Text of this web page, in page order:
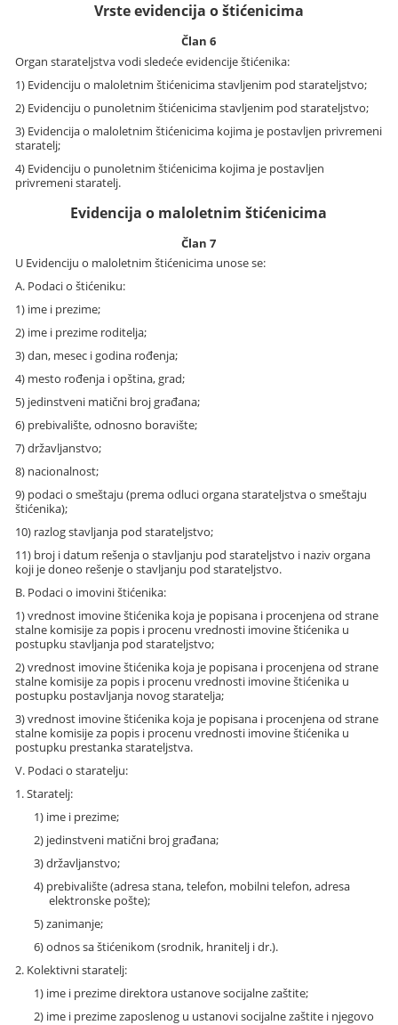
Vrste evidencija o štićenicima
Član 6
Organ starateljstva vodi sledeće evidencije štićenika:
1) Evidenciju o maloletnim štićenicima stavljenim pod starateljstvo;
2) Evidenciju o punoletnim štićenicima stavljenim pod starateljstvo;
3) Evidencija o maloletnim štićenicima kojima je postavljen privremeni
staratelj;
4) Evidenciju o punoletnim štićenicima kojima je postavljen
privremeni staratelj.
Evidencija o maloletnim štićenicima
Član 7
U Evidenciju o maloletnim štićenicima unose se:
A. Podaci o štićeniku:
1) ime i prezime;
2) ime i prezime roditelja;
3) dan, mesec i godina rođenja;
4) mesto rođenja i opština, grad;
5) jedinstveni matični broj građana;
6) prebivalište, odnosno boravište;
7) državljanstvo;
8) nacionalnost;
9) podaci o smeštaju (prema odluci organa starateljstva o smeštaju
štićenika);
10) razlog stavljanja pod starateljstvo;
11) broj i datum rešenja o stavljanju pod starateljstvo i naziv organa
koji je doneo rešenje o stavljanju pod starateljstvo.
B. Podaci o imovini štićenika:
1) vrednost imovine štićenika koja je popisana i procenjena od strane
stalne komisije za popis i procenu vrednosti imovine štićenika u
postupku stavljanja pod starateljstvo;
2) vrednost imovine štićenika koja je popisana i procenjena od strane
stalne komisije za popis i procenu vrednosti imovine štićenika u
postupku postavljanja novog staratelja;
3) vrednost imovine štićenika koja je popisana i procenjena od strane
stalne komisije za popis i procenu vrednosti imovine štićenika u
postupku prestanka starateljstva.
V. Podaci o staratelju:
1. Staratelj:
1) ime i prezime;
2) jedinstveni matični broj građana;
3) državljanstvo;
4) prebivalište (adresa stana, telefon, mobilni telefon, adresa
elektronske pošte);
5) zanimanje;
6) odnos sa štićenikom (srodnik, hranitelj i dr.).
2. Kolektivni staratelj:
1) ime i prezime direktora ustanove socijalne zaštite;
2) ime i prezime zaposlenog u ustanovi socijalne zaštite i njegovo